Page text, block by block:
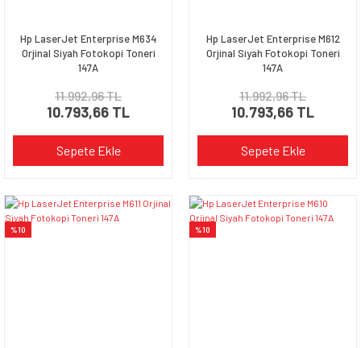
Hp LaserJet Enterprise M634
Orjinal Siyah Fotokopi Toneri
147A
11.992,96 TL
10.793,66 TL
Sepete Ekle
Hp LaserJet Enterprise M612
Orjinal Siyah Fotokopi Toneri
147A
11.992,96 TL
10.793,66 TL
Sepete Ekle
%10 %10